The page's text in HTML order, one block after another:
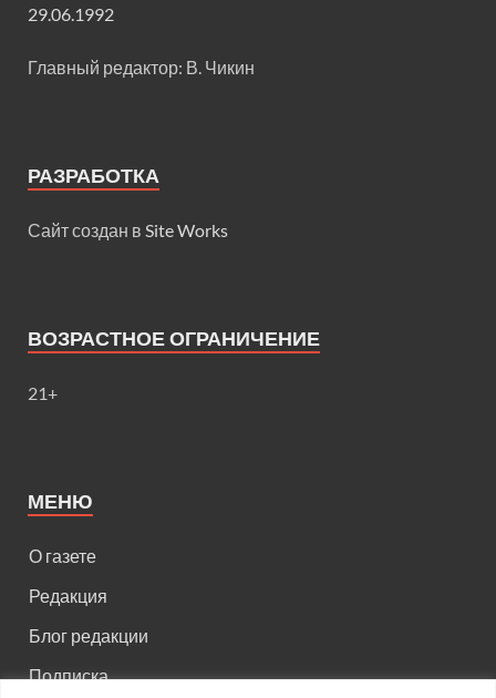
29.06.1992
Главный редактор: В. Чикин
РАЗРАБОТКА
Сайт создан в Site Works
ВОЗРАСТНОЕ ОГРАНИЧЕНИЕ
21+
МЕНЮ
О газете
Редакция
Блог редакции
Подписка